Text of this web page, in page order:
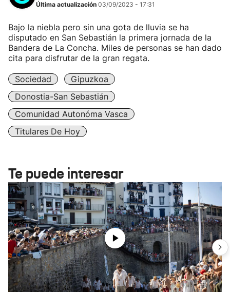
Última actualización 03/09/2023 - 17:31
Bajo la niebla pero sin una gota de lluvia se ha
disputado en San Sebastián la primera jornada de la
Bandera de La Concha. Miles de personas se han dado
cita para disfrutar de la gran regata.
Sociedad
Gipuzkoa
Donostia-San Sebastián
Comunidad Autonóma Vasca
Titulares De Hoy
Te puede interesar